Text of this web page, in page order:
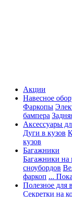
Акции
Навесное
Фаркопы
бампера
Аксессуары
Дуги в кузов
кузов
Багажники
Багажники
сноубордов
фаркоп ...
Полезное для
Секретки на